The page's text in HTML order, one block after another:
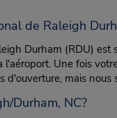
de Raleigh
Durham (RDU)
Une fois
mais
Durham, NC?